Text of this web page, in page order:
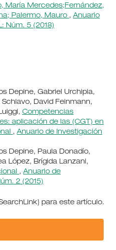
María Mercedes;Fernández,
Palermo, Mauro , Anuario
Núm. 5 (2018)
Depine, Gabriel Urchipia,
David Feinmann,
Competencias
aplicación de las (CGT) en
, Anuario de Investigación
Depine, Paula Donadío,
López, Brígida Lanzani,
, Anuario de
2 (2015)
para este artículo.